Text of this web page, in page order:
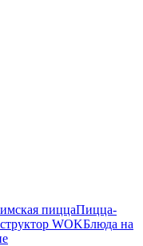
пиццаПицца-
WOKБлюда на